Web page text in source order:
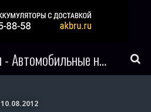
Autonews58.ru - Автомобильные новости Пензы и всего мира
10.08.2012